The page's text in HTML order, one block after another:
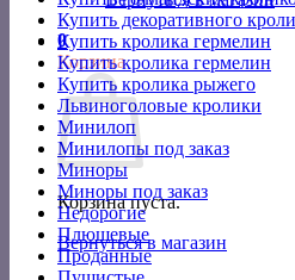
0
Корзина
Корзина пуста.
Вернуться в магазин
Купить декоративного
Купить кролика гермелин
Купить кролика гермелин
Купить кролика рыжего
Львиноголовые кролики
Минилоп
Минилопы под заказ
Миноры
Миноры под заказ
Недорогие
Плюшевые
Проданные